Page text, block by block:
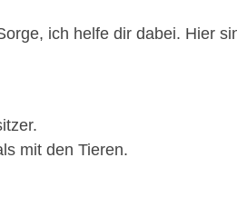
ich helfe dir dabei. Hier
mit den Tieren.